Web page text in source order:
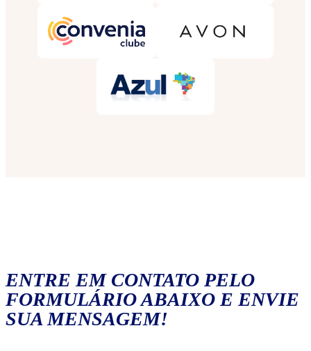
ENTRE EM CONTATO PELO
FORMULÁRIO ABAIXO E ENVIE
SUA MENSAGEM!